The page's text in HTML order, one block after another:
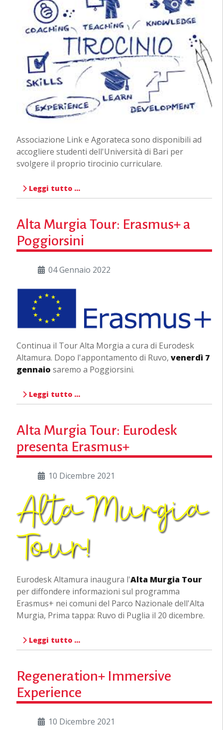
Associazione Link e Agorateca sono disponibili ad
accogliere studenti dell'Università di Bari per
svolgere il proprio tirocinio curriculare.
Leggi tutto …
Alta Murgia Tour: Erasmus+ a
Poggiorsini
04 Gennaio 2022
Continua il Tour Alta Morgia a cura di Eurodesk
Altamura. Dopo l'appontamento di Ruvo, venerdì 7
gennaio saremo a Poggiorsini.
Leggi tutto …
Alta Murgia Tour: Eurodesk
presenta Erasmus+
10 Dicembre 2021
Eurodesk Altamura inaugura l'Alta Murgia Tour
per diffondere informazioni sul programma
Erasmus+ nei comuni del Parco Nazionale dell'Alta
Murgia, Prima tappa: Ruvo di Puglia il 20 dicembre.
Leggi tutto …
Regeneration+ Immersive
Experience
10 Dicembre 2021